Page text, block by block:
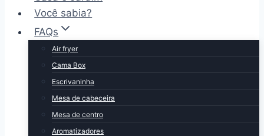
Você sabia?
FAQs
Air fryer
Cama Box
Escrivaninha
Mesa de cabeceira
Mesa de centro
Aromatizadores